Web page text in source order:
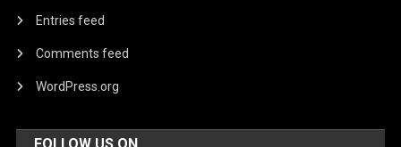
Entries feed
Comments feed
WordPress.org